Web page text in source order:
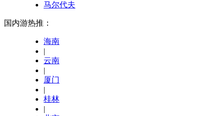
马尔代夫
国内游热推：
海南
|
云南
|
厦门
|
桂林
|